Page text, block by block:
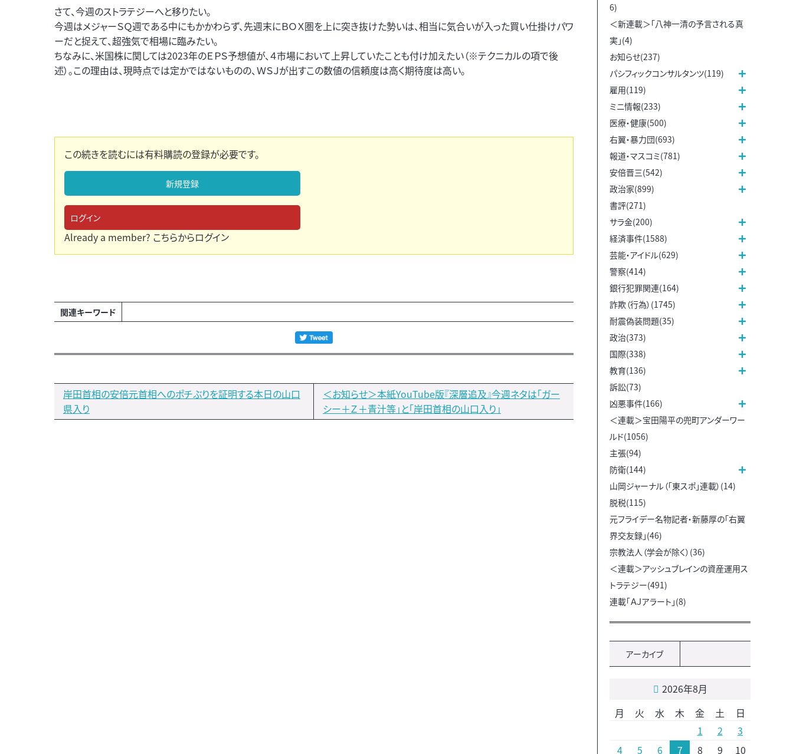
さて、今週のストラテジーへと移りたい。
今週はメジャーＳＱ週である中にもかかわらず、先週末にＢＯＸ圏を上に突き抜けた勢いは、相当に気合いが入った買い仕掛けパワ
ーだと捉えて、超強気で相場に臨みたい。
ちなみに、米国株に関しては2023年のＥＰＳ予想値が、４市場において上昇していたことも付け加えたい（※テクニカルの項で後
述）。この理由は、現時点では定かではないものの、ＷＳＪが出すこの数値の信頼度は高く期待度は高い。
この続きを読むには有料購読の登録が必要です。
新規登録
ログイン
Already a member? こちらからログイン
関連キーワード
岸田首相の安倍元首相へのポチぶりを証明する本日の山口
県入り
＜お知らせ＞本紙YouTube版『深層追及』今週ネタは「ガー
シー＋Ｚ＋青汁等」と「岸田首相の山口入り」
6)
＜新連載＞「八神一清の予言される真
実」(4)
お知らせ(237)
パシフィックコンサルタンツ(119)
雇用(119)
ミニ情報(233)
医療・健康(500)
右翼・暴力団(693)
報道・マスコミ(781)
安倍晋三(542)
政治家(899)
書評(271)
サラ金(200)
経済事件(1588)
芸能・アイドル(629)
警察(414)
銀行犯罪関連(164)
詐欺（行為）(1745)
耐震偽装問題(35)
政治(373)
国際(338)
教育(136)
訴訟(73)
凶悪事件(166)
＜連載＞宝田陽平の兜町アンダーワー
ルド(1056)
主張(94)
防衛(144)
山岡ジャーナル（「東スポ」連載）(14)
脱税(115)
元フライデー名物記者・新藤厚の「右翼
界交友録」(46)
宗教法人（学会が除く）(36)
＜連載＞アッシュブレインの資産運用ス
トラテジー(491)
連載「ＡＪアラート」(8)
アーカイブ
2026年8月
月
火 水 木 金 土
日
1
2
3
4
5 6 7 8 9 10